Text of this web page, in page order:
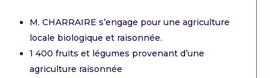
M. CHARRAIRE s’engage pour une agriculture
locale biologique et raisonnée.
1 400 fruits et légumes provenant d’une
agriculture raisonnée